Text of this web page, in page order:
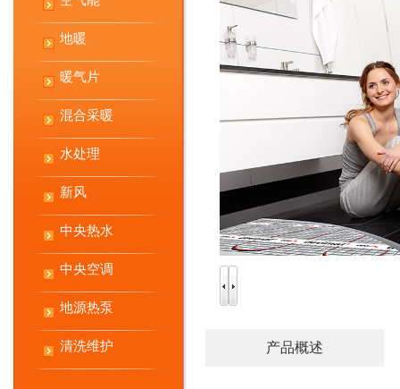
地暖
暖气片
混合采暖
水处理
新风
中央热水
中央空调
地源热泵
清洗维护 产品概述